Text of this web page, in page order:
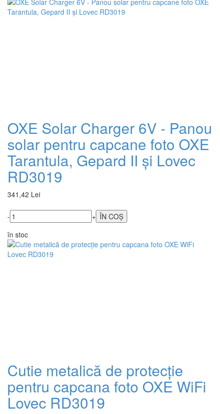
OXE Solar Charger 6V - Panou
solar pentru capcane foto OXE
Tarantula, Gepard II și Lovec
RD3019
341,42 Lei
-
+
în stoc
Cutie metalică de protecție
pentru capcana foto OXE WiFi
Lovec RD3019